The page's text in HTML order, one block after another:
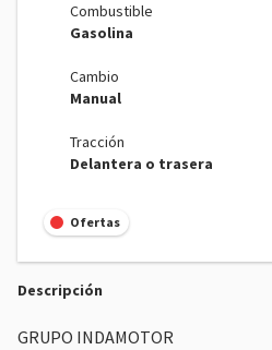
Combustible
Gasolina
Cambio
Manual
Tracción
Delantera o trasera
Ofertas
Descripción
GRUPO INDAMOTOR